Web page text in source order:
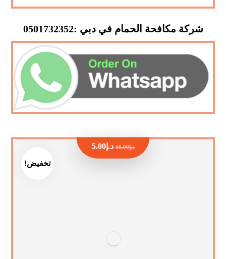
شركة مكافحة الحمام في دبي :0501732352
تخفيض!
د.إ10.00 د.إ5.00